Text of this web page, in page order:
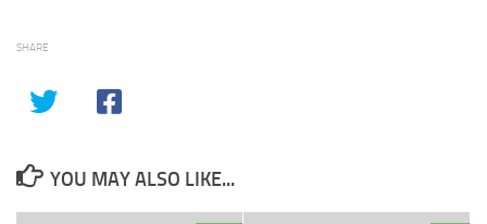
SHARE
YOU MAY ALSO LIKE...